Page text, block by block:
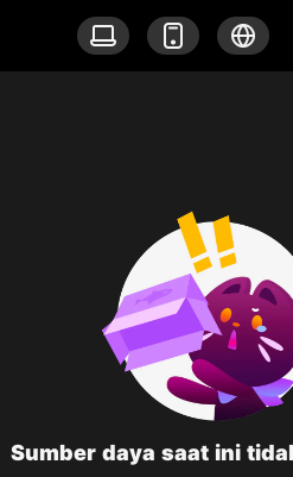
Sumber daya saat ini